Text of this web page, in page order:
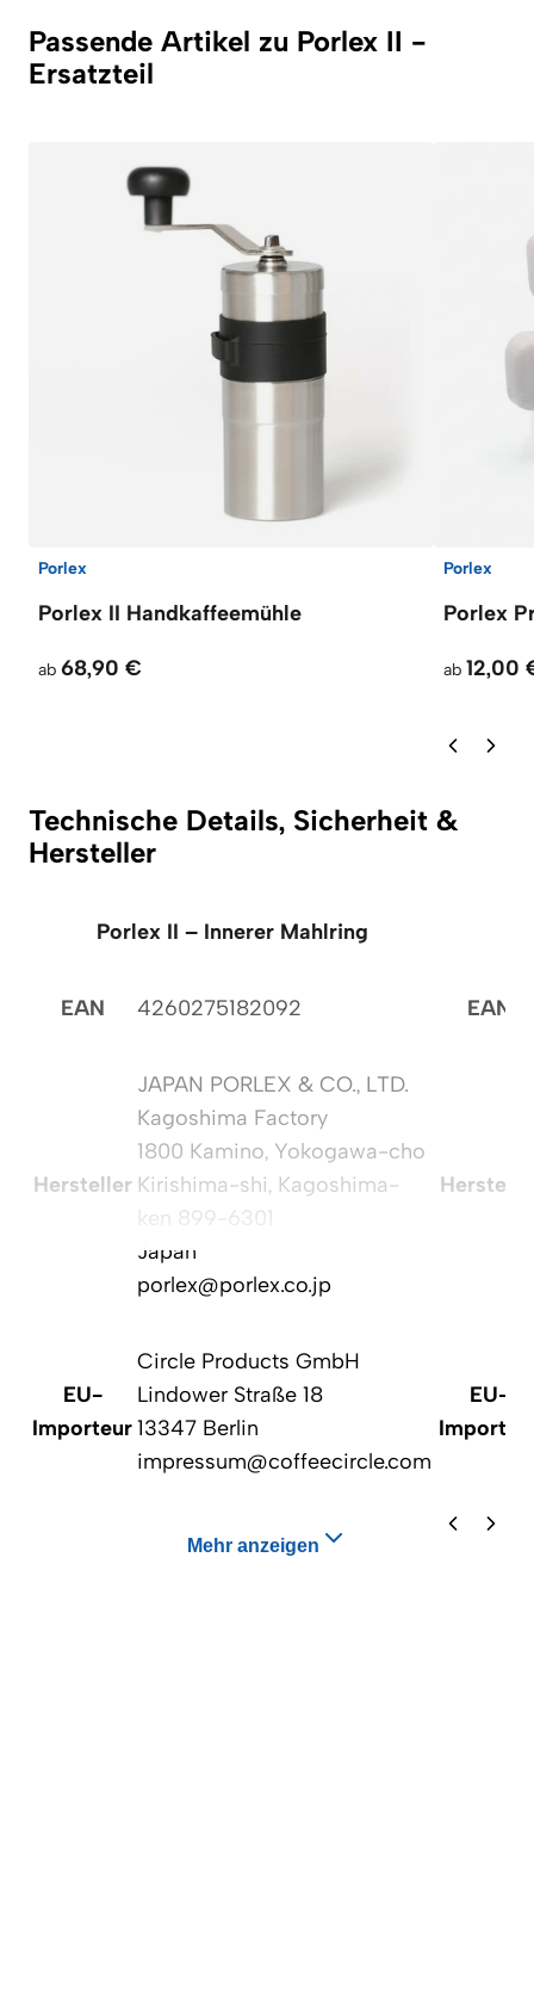
Passende Artikel zu Porlex II -
Ersatzteil
Porlex
Porlex II Handkaffeemühle
ab 68,90 €
Porlex
Porlex
ab 12,00
Technische Details, Sicherheit &
Hersteller
Porlex II – Innerer Mahlring
EAN 4260275182092
Hersteller
JAPAN PORLEX & CO., LTD.
Kagoshima Factory
1800 Kamino, Yokogawa-cho
Kirishima-shi, Kagoshima-
ken 899-6301
Japan
porlex@porlex.co.jp
EU-
Importeur
Circle Products GmbH
Lindower Straße 18
13347 Berlin
impressum@coffeecircle.com
EAN
EU-
Mehr anzeigen